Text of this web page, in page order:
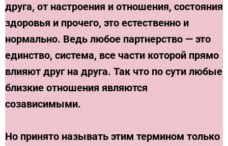
друга, от настроения и отношения, состояния
здоровья и прочего, это естественно и
нормально. Ведь любое партнерство — это
единство, система, все части которой прямо
влияют друг на друга. Так что по сути любые
близкие отношения являются
созависимыми.
Но принято называть этим термином только